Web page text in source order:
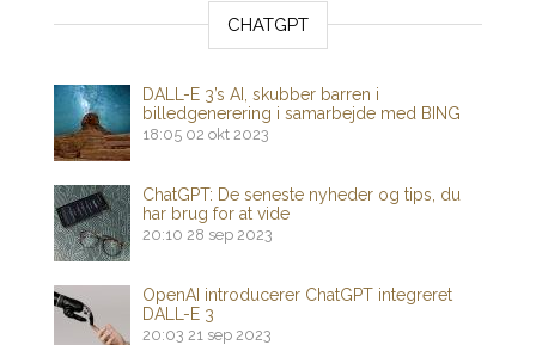
CHATGPT
DALL-E 3’s AI, skubber barren i
billedgenerering i samarbejde med BING
18:05 02 okt 2023
ChatGPT: De seneste nyheder og tips, du
har brug for at vide
20:10 28 sep 2023
OpenAI introducerer ChatGPT integreret
DALL-E 3
20:03 21 sep 2023